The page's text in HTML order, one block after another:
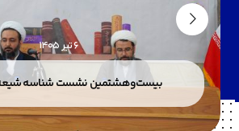
6 تیر 1405
بیست‌وهشتمین نشست شناسه شیعه